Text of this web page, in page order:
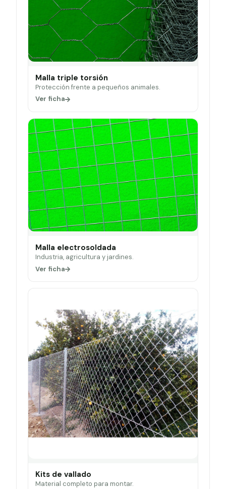
Malla triple torsión
Protección frente a pequeños animales.
Ver ficha
Malla electrosoldada
Industria, agricultura y jardines.
Ver ficha
Kits de vallado
Material completo para montar.